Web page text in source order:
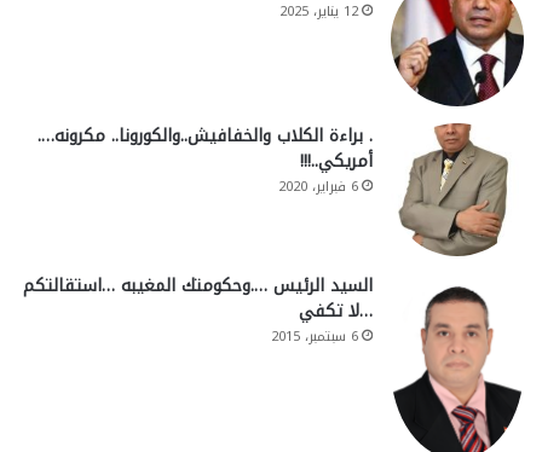
12 يناير، 2025
. براءة الكلاب والخفافيش..والكورونا.. مكرونه….
أمريكي..!!!
6 فبراير، 2020
السيد الرئيس ….وحكومتك المغيبه …استقالتكم
…لا تكفي
6 سبتمبر، 2015